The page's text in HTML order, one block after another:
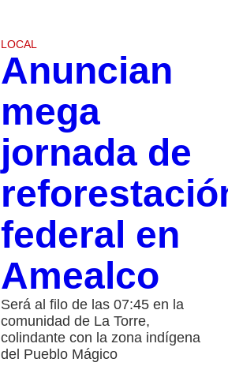
LOCAL
Anuncian
mega
jornada de
federal en
Amealco
Será al filo de las 07:45 en la
comunidad de La Torre,
colindante con la zona indígena
del Pueblo Mágico